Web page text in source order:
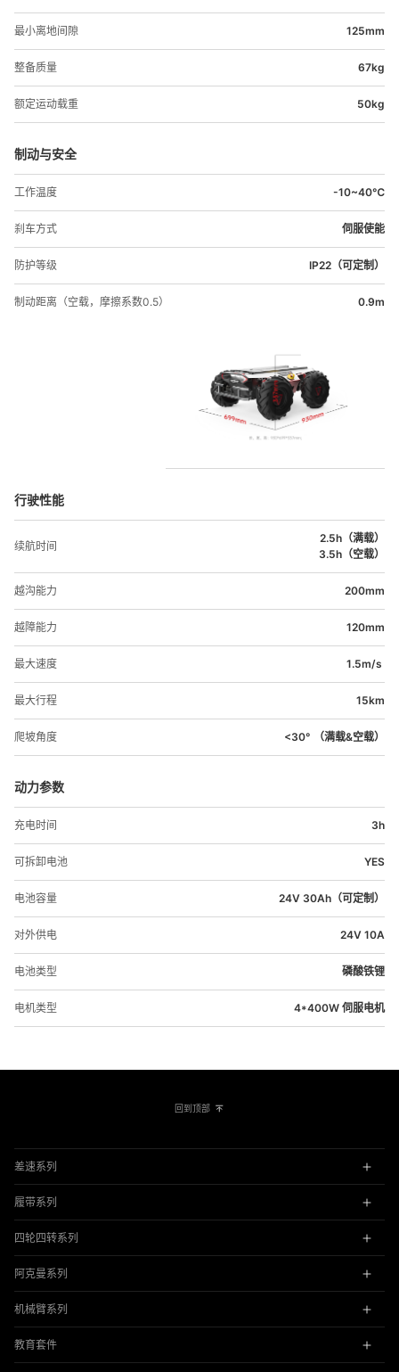
最小离地间隙 125mm
整备质量 67kg
额定运动载重 50kg
制动与安全
工作温度 -10~40℃
刹车方式 伺服使能
防护等级 IP22（可定制）
制动距离（空载，摩擦系数0.5） 0.9m
行驶性能
续航时间
2.5h（满载）
3.5h（空载）
越沟能力 200mm
越障能力 120mm
最大速度 1.5m/s
最大行程 15km
爬坡角度 <30° （满载&空载）
动力参数
充电时间 3h
可拆卸电池 YES
电池容量 24V 30Ah（可定制）
对外供电 24V 10A
电池类型 磷酸铁锂
电机类型 4*400W 伺服电机
回到顶部
差速系列
履带系列
四轮四转系列
阿克曼系列
机械臂系列
教育套件